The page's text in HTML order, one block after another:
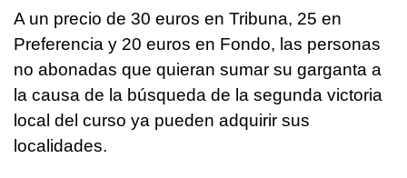
A un precio de 30 euros en Tribuna, 25 en
Preferencia y 20 euros en Fondo, las personas
no abonadas que quieran sumar su garganta a
la causa de la búsqueda de la segunda victoria
local del curso ya pueden adquirir sus
localidades.